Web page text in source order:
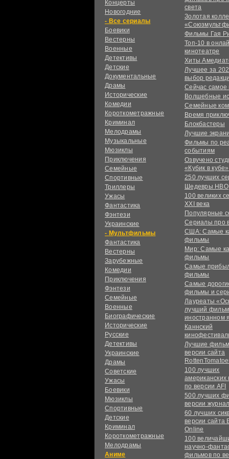
Концерты
Новогодние
сериалы
Боевики
Вестерны
Военные
Детективы
Детские
Документальные
Драмы
Исторические
Комедии
Короткометражные
Криминал
Мелодрамы
Музыкальные
Мюзиклы
Приключения
Семейные
Спортивные
Триллеры
Ужасы
Фантастика
Фэнтези
Украинcкие
Мультфильмы
Фантастика
Вестерны
Зарубежные
Комедии
Приключения
Фэнтези
Семейные
Военные
Биографические
Исторические
Русские
Детективы
Украинские
Драмы
Советские
Ужасы
Боевики
Мюзиклы
Спортивные
Детские
Криминал
Короткометражные
Мелодрамы
Аниме
света
Золотая
Фильмы Гая
Топ-10 в
кинотеатре
Хиты
Лучшее за
выбор
Сейчас самое
Волшебные
Семейные
Время
Блокбастеры
Лучшие
Фильмы по
событиям
Озвучено
«Кубик в кубе»
250 лучших
Шедевры HBO
100 великих
XXI века
Популярные
Сериалы про
США: Самые
фильмы
Мир: Самые
фильмы
Самые
фильмы
Самые
фильмы и
Лауреаты
лучший
иностранном
Каннский
Лучшие
версии сайта
100 лучших
американских
по версии AFI
500 лучших
версии
60 лучших
версии сайта
Online
100
научно-
фильмов по